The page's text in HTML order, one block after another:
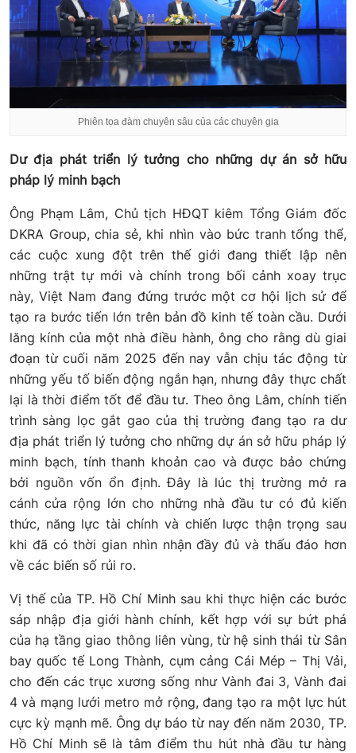
Phiên tọa đàm chuyên sâu của các chuyên gia
Dư địa phát triển lý tưởng cho những dự án sở hữu
pháp lý minh bạch
Ông Phạm Lâm, Chủ tịch HĐQT kiêm Tổng Giám đốc
DKRA Group, chia sẻ, khi nhìn vào bức tranh tổng thể,
các cuộc xung đột trên thế giới đang thiết lập nên
những trật tự mới và chính trong bối cảnh xoay trục
này, Việt Nam đang đứng trước một cơ hội lịch sử để
tạo ra bước tiến lớn trên bản đồ kinh tế toàn cầu. Dưới
lăng kính của một nhà điều hành, ông cho rằng dù giai
đoạn từ cuối năm 2025 đến nay vẫn chịu tác động từ
những yếu tố biến động ngắn hạn, nhưng đây thực chất
lại là thời điểm tốt để đầu tư. Theo ông Lâm, chính tiến
trình sàng lọc gắt gao của thị trường đang tạo ra dư
địa phát triển lý tưởng cho những dự án sở hữu pháp lý
minh bạch, tính thanh khoản cao và được bảo chứng
bởi nguồn vốn ổn định. Đây là lúc thị trường mở ra
cánh cửa rộng lớn cho những nhà đầu tư có đủ kiến
thức, năng lực tài chính và chiến lược thận trọng sau
khi đã có thời gian nhìn nhận đầy đủ và thấu đáo hơn
về các biến số rủi ro.
Vị thế của TP. Hồ Chí Minh sau khi thực hiện các bước
sáp nhập địa giới hành chính, kết hợp với sự bứt phá
của hạ tầng giao thông liên vùng, từ hệ sinh thái từ Sân
bay quốc tế Long Thành, cụm cảng Cái Mép – Thị Vải,
cho đến các trục xương sống như Vành đai 3, Vành đai
4 và mạng lưới metro mở rộng, đang tạo ra một lực hút
cực kỳ mạnh mẽ. Ông dự báo từ nay đến năm 2030, TP.
Hồ Chí Minh sẽ là tâm điểm thu hút nhà đầu tư hàng